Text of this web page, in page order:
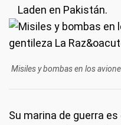
Laden en Pakistán.
Misiles y bombas en los
Su marina de guerra